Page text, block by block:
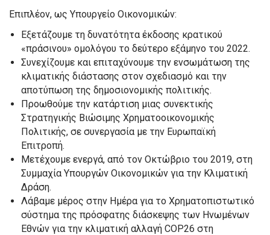
Επιπλέον, ως Υπουργείο Οικονομικών:
Εξετάζουμε τη δυνατότητα έκδοσης κρατικού
«πράσινου» ομολόγου το δεύτερο εξάμηνο του 2022.
Συνεχίζουμε και επιταχύνουμε την ενσωμάτωση της
κλιματικής διάστασης στον σχεδιασμό και την
αποτύπωση της δημοσιονομικής πολιτικής.
Προωθούμε την κατάρτιση μιας συνεκτικής
Στρατηγικής Βιώσιμης Χρηματοοικονομικής
Πολιτικής, σε συνεργασία με την Ευρωπαϊκή
Επιτροπή.
Μετέχουμε ενεργά, από τον Οκτώβριο του 2019, στη
Συμμαχία Υπουργών Οικονομικών για την Κλιματική
Δράση.
Λάβαμε μέρος στην Ημέρα για το Χρηματοπιστωτικό
σύστημα της πρόσφατης διάσκεψης των Ηνωμένων
Εθνών για την κλιματική αλλαγή COP26 στη